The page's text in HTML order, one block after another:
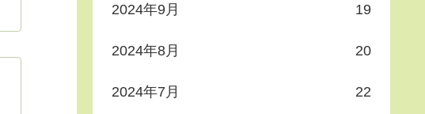
2024年9月 19
2024年8月 20
2024年7月 22